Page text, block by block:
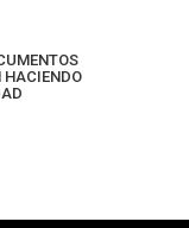
HACIENDO